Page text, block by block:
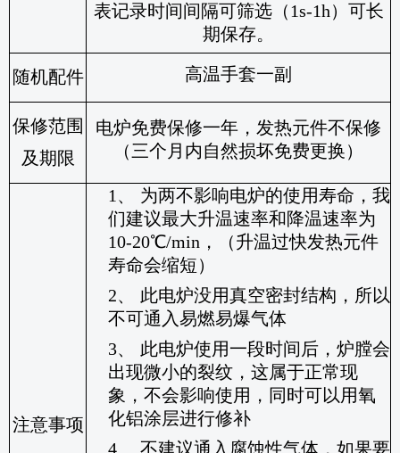
表记录时间间隔可筛选（1s-1h）可长
期保存。
随机配件
高温手套一副
保修范围
及期限
电炉免费保修一年，发热元件不保修
（三个月内自然损坏免费更换）
注意事项
1、
为两不影响电炉的使用寿命，我
们建议最大升温速率和降温速率为
10-20℃/min ，（升温过快发热元件
寿命会缩短）
2、
此电炉没用真空密封结构，所以
不可通入易燃易爆气体
3、
此电炉使用一段时间后，炉膛会
出现微小的裂纹，这属于正常现
象，不会影响使用，同时可以用氧
化铝涂层进行修补
4、
不建议通入腐蚀性气体，如果要